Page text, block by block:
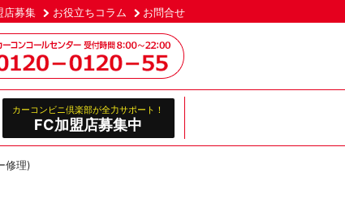
店募集 お役立ちコラム お問合せ
カーコンビニ倶楽部が全力サポート！
FC加盟店募集中
修理)